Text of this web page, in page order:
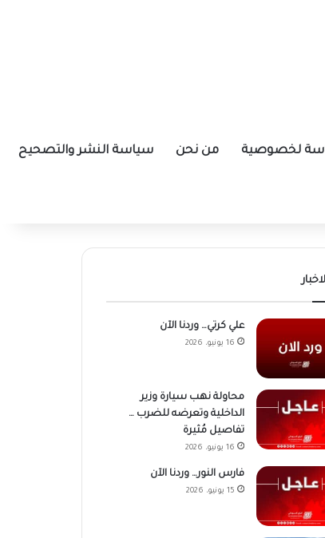
لخصوصية من نحن سياسة النشر والتصحيح
علي كرتي… وردنا الآن
16 يونيو، 2026
محاولة نهب سيارة وزير
الداخلية وتعرضه للضرب …
تفاصيل مُثيرة
16 يونيو، 2026
فارس النور… وردنا الآن
15 يونيو، 2026